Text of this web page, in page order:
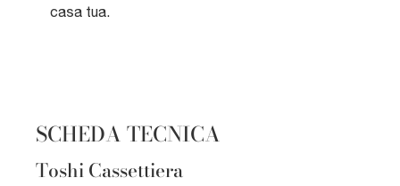
casa tua.
SCHEDA TECNICA
Toshi Cassettiera